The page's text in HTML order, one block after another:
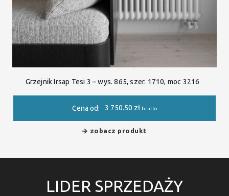
Grzejnik Irsap Tesi 3 – wys. 865, szer. 1710, moc 3216
Cena od: 3 750.50 zł brutto
zobacz produkt
LIDER SPRZEDAŻY